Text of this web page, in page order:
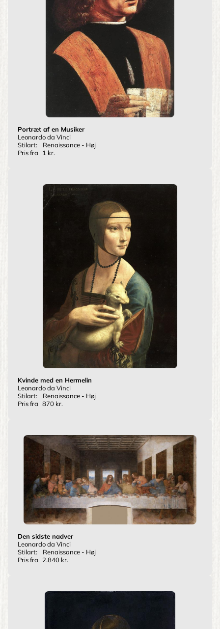
Portræt af en Musiker
Leonardo da Vinci
Stilart:
Renaissance - Høj
Pris fra
1 kr.
Kvinde med en Hermelin
Leonardo da Vinci
Stilart:
Renaissance - Høj
Pris fra 870 kr.
Den sidste nadver
Leonardo da Vinci
Stilart:
Renaissance - Høj
Pris fra
2.840 kr.